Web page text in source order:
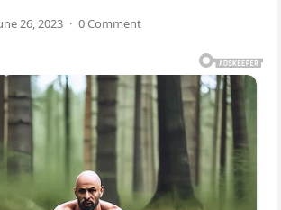
26, 2023 · 0 Comment